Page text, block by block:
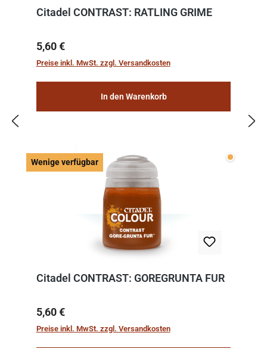
Citadel CONTRAST: RATLING GRIME
Regulärer Preis:
5,60 €
Preise inkl. MwSt. zzgl. Versandkosten
In den Warenkorb
Wenige verfügbar Wenige
Citadel CONTRAST: GOREGRUNTA FUR
Regulärer Preis:
5,60 €
Preise inkl. MwSt. zzgl. Versandkosten